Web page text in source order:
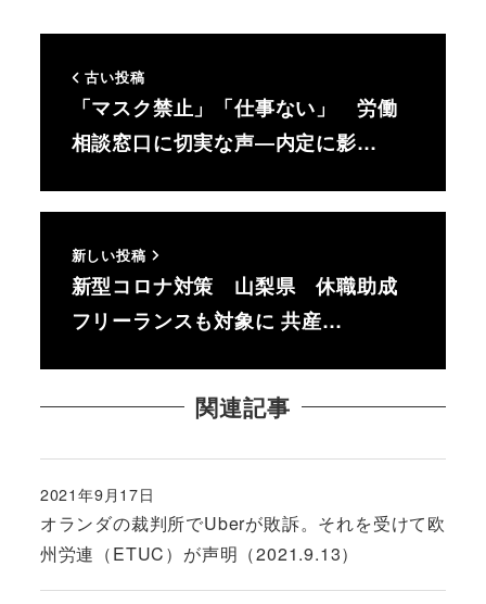
古い投稿
「マスク禁止」「仕事ない」 労働
相談窓口に切実な声―内定に影…
新しい投稿
新型コロナ対策 山梨県 休職助成
フリーランスも対象に 共産…
関連記事
オランダの裁判所でUberが敗訴。それを受けて欧
州労連（ETUC）が声明（2021.9.13）
投稿日
2021年9月17日